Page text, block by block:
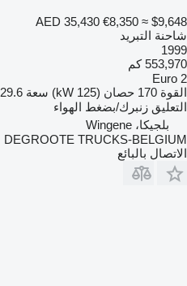
AED 35,430 €8,350 ≈ $9,648
شاحنة التبريد
1999
553,970 كم
Euro 2
القوة 170 حصان (125 kW) سعة 29.6 م3
التعليق زنبرك/بضغط الهواء
بلجيكا، Wingene
DEGROOTE TRUCKS-BELGIUM
الاتصال بالبائع